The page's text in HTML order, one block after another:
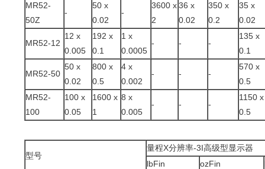
MR52-
50Z
-
50 x
0.02
-
3600 x
2
36 x
0.02
350 x
0.2
35 x
0.02
MR52-12
12 x
0.005
192 x
0.1
1 x
0.0005
- - -
135 x
0.1
MR52-50
50 x
0.02
800 x
0.5
4 x
0.002
- - -
570 x
0.5
MR52-
100
100 x
0.05
1600 x
1
8 x
0.005
- - -
1150 x
0.5
型号
量程X分辨率-3I高级型显示器
lbFin
ozFin